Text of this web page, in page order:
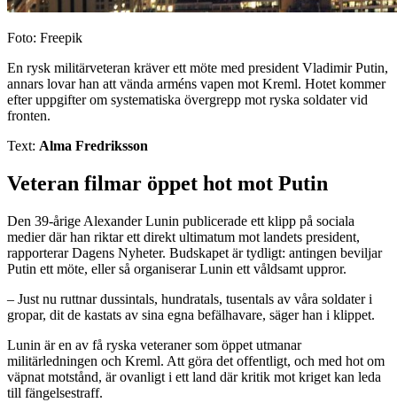
Foto: Freepik
En rysk militärveteran kräver ett möte med president Vladimir Putin,
annars lovar han att vända arméns vapen mot Kreml. Hotet kommer
efter uppgifter om systematiska övergrepp mot ryska soldater vid
fronten.
Text: Alma Fredriksson
Veteran filmar öppet hot mot Putin
Den 39-årige Alexander Lunin publicerade ett klipp på sociala
medier där han riktar ett direkt ultimatum mot landets president,
rapporterar Dagens Nyheter. Budskapet är tydligt: antingen beviljar
Putin ett möte, eller så organiserar Lunin ett våldsamt uppror.
– Just nu ruttnar dussintals, hundratals, tusentals av våra soldater i
gropar, dit de kastats av sina egna befälhavare, säger han i klippet.
Lunin är en av få ryska veteraner som öppet utmanar
militärledningen och Kreml. Att göra det offentligt, och med hot om
väpnat motstånd, är ovanligt i ett land där kritik mot kriget kan leda
till fängelsestraff.